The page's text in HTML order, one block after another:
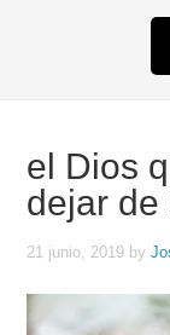
el Dios
dejar de
21 junio, 2019 by